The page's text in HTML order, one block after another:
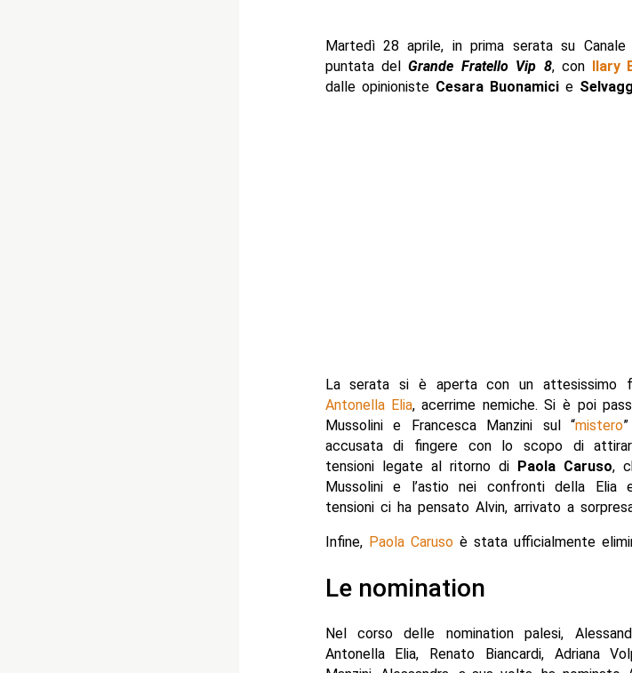
Martedì 28 aprile, in prima serata su
puntata delGrande Fratello Vip 8, con Ilary
dalle opinioniste Cesara Buonamicie
La serata si è aperta con un attesissimo
Antonella Elia, acerrime nemiche. Si è poi
Mussolini e Francesca Manzini sul “mistero
accusata di fingere con lo scopo di
tensioni legate al ritorno di
Paola Caruso,
Mussolini e l’astio nei confronti della
tensioni ci ha pensato Alvin, arrivato a
Infine, Paola Carusoè stata ufficialmente
Le nomination
Nel corso delle nomination palesi,
Antonella Elia, Renato Biancardi, Adriana